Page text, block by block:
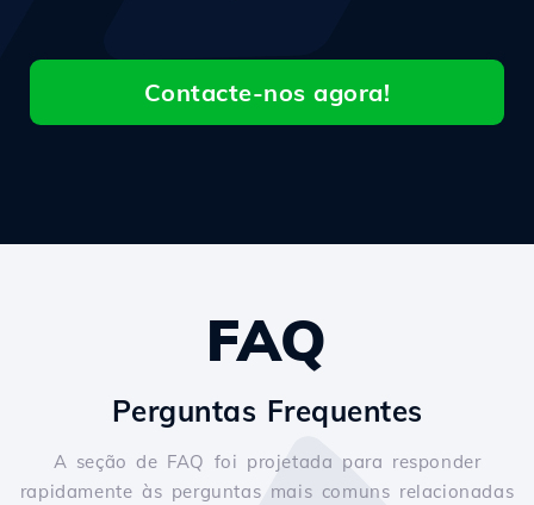
Contacte-nos agora!
FAQ
Perguntas Frequentes
A seção de FAQ foi projetada para responder
rapidamente às perguntas mais comuns relacionadas